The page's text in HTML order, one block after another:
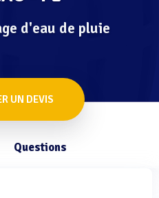
d'eau de pluie
UN DEVIS
Questions